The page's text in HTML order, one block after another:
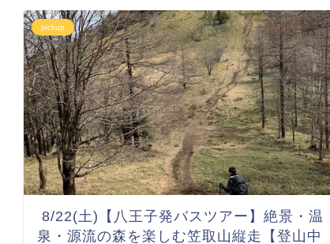
pickup
8/22(土)【八王子発バスツアー】絶景・温
泉・源流の森を楽しむ笠取山縦走【登山中